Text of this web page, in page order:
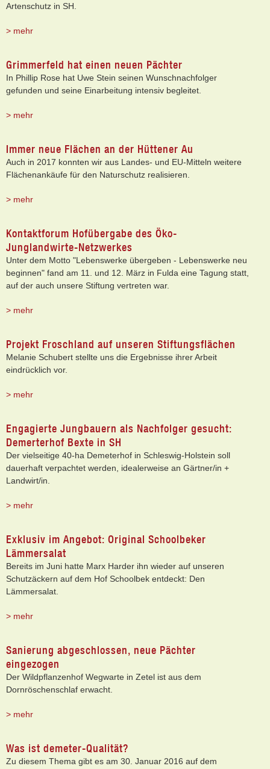
Artenschutz in SH.
> mehr
Grimmerfeld hat einen neuen Pächter
In Phillip Rose hat Uwe Stein seinen Wunschnachfolger
gefunden und seine Einarbeitung intensiv begleitet.
> mehr
Immer neue Flächen an der Hüttener Au
Auch in 2017 konnten wir aus Landes- und EU-Mitteln weitere
Flächenankäufe für den Naturschutz realisieren.
> mehr
Kontaktforum Hofübergabe des Öko-
Junglandwirte-Netzwerkes
Unter dem Motto "Lebenswerke übergeben - Lebenswerke neu
beginnen" fand am 11. und 12. März in Fulda eine Tagung statt,
auf der auch unsere Stiftung vertreten war.
> mehr
Projekt Froschland auf unseren Stiftungsflächen
Melanie Schubert stellte uns die Ergebnisse ihrer Arbeit
eindrücklich vor.
> mehr
Engagierte Jungbauern als Nachfolger gesucht:
Demerterhof Bexte in SH
Der vielseitige 40-ha Demeterhof in Schleswig-Holstein soll
dauerhaft verpachtet werden, idealerweise an Gärtner/in +
Landwirt/in.
> mehr
Exklusiv im Angebot: Original Schoolbeker
Lämmersalat
Bereits im Juni hatte Marx Harder ihn wieder auf unseren
Schutzäckern auf dem Hof Schoolbek entdeckt: Den
Lämmersalat.
> mehr
Sanierung abgeschlossen, neue Pächter
eingezogen
Der Wildpflanzenhof Wegwarte in Zetel ist aus dem
Dornröschenschlaf erwacht.
> mehr
Was ist demeter-Qualität?
Zu diesem Thema gibt es am 30. Januar 2016 auf dem